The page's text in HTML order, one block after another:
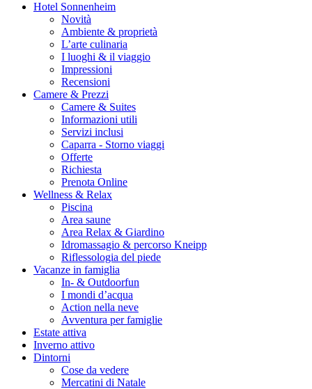
Hotel Sonnenheim
Novità
Ambiente & proprietà
L’arte culinaria
I luoghi & il viaggio
Impressioni
Recensioni
Camere & Prezzi
Camere & Suites
Informazioni utili
Servizi inclusi
Caparra - Storno viaggi
Offerte
Richiesta
Prenota Online
Wellness & Relax
Piscina
Area saune
Area Relax & Giardino
Idromassagio & percorso Kneipp
Riflessologia del piede
Vacanze in famiglia
In- & Outdoorfun
I mondi d’acqua
Action nella neve
Avventura per famiglie
Estate attiva
Inverno attivo
Dintorni
Cose da vedere
Mercatini di Natale